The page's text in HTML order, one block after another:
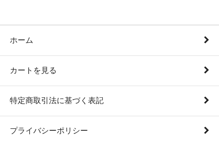
ホーム
カートを見る
特定商取引法に基づく表記
プライバシーポリシー